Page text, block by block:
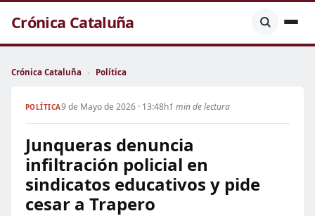
Crónica Cataluña
Crónica Cataluña › Política
POLÍTICA9 de Mayo de 2026 · 13:48h1 min de lectura
Junqueras denuncia
infiltración policial en
sindicatos educativos y pide
cesar a Trapero